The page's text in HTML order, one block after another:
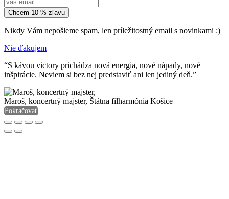
Chcem 10 % zľavu
Nikdy Vám nepošleme spam, len príležitostný email s novinkami :)
Nie ďakujem
“S kávou victory prichádza nová energia, nové nápady, nové
inšpirácie. Neviem si bez nej predstaviť ani len jediný deň.”
Maroš, koncertný majster, Štátna filharmónia Košice
Pokračovať